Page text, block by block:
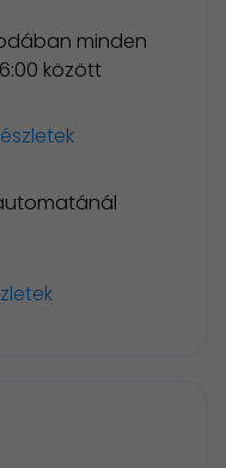
minden
között